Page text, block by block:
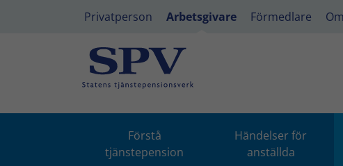
Privatperson Arbetsgivare Förmedlare
Förstå
tjänstepension
Händelser för
anställda